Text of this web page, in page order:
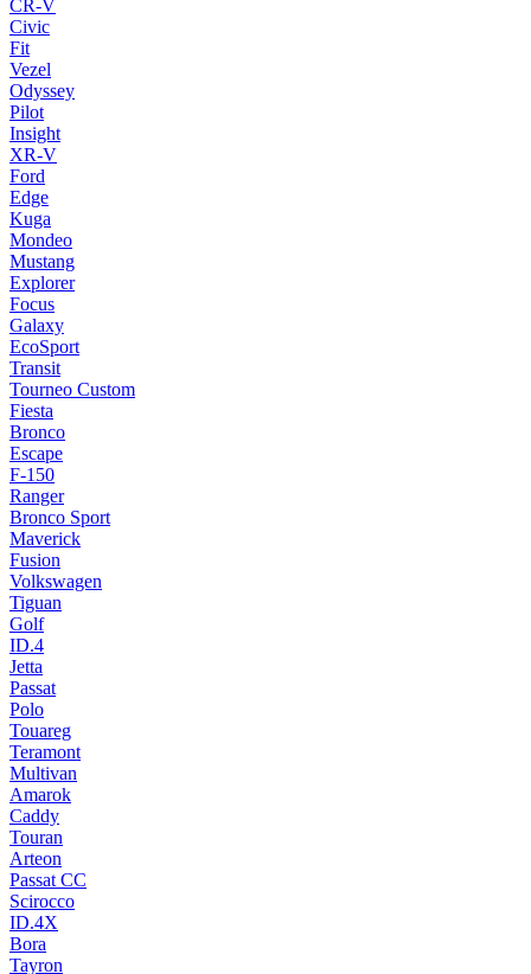
CR-V
Civic
Fit
Vezel
Odyssey
Pilot
Insight
XR-V
Ford
Edge
Kuga
Mondeo
Mustang
Explorer
Focus
Galaxy
EcoSport
Transit
Tourneo Custom
Fiesta
Bronco
Escape
F-150
Ranger
Bronco Sport
Maverick
Fusion
Volkswagen
Tiguan
Golf
ID.4
Jetta
Passat
Polo
Touareg
Teramont
Multivan
Amarok
Caddy
Touran
Arteon
Passat CC
Scirocco
ID.4X
Bora
Tayron